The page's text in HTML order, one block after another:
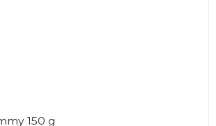
150 g